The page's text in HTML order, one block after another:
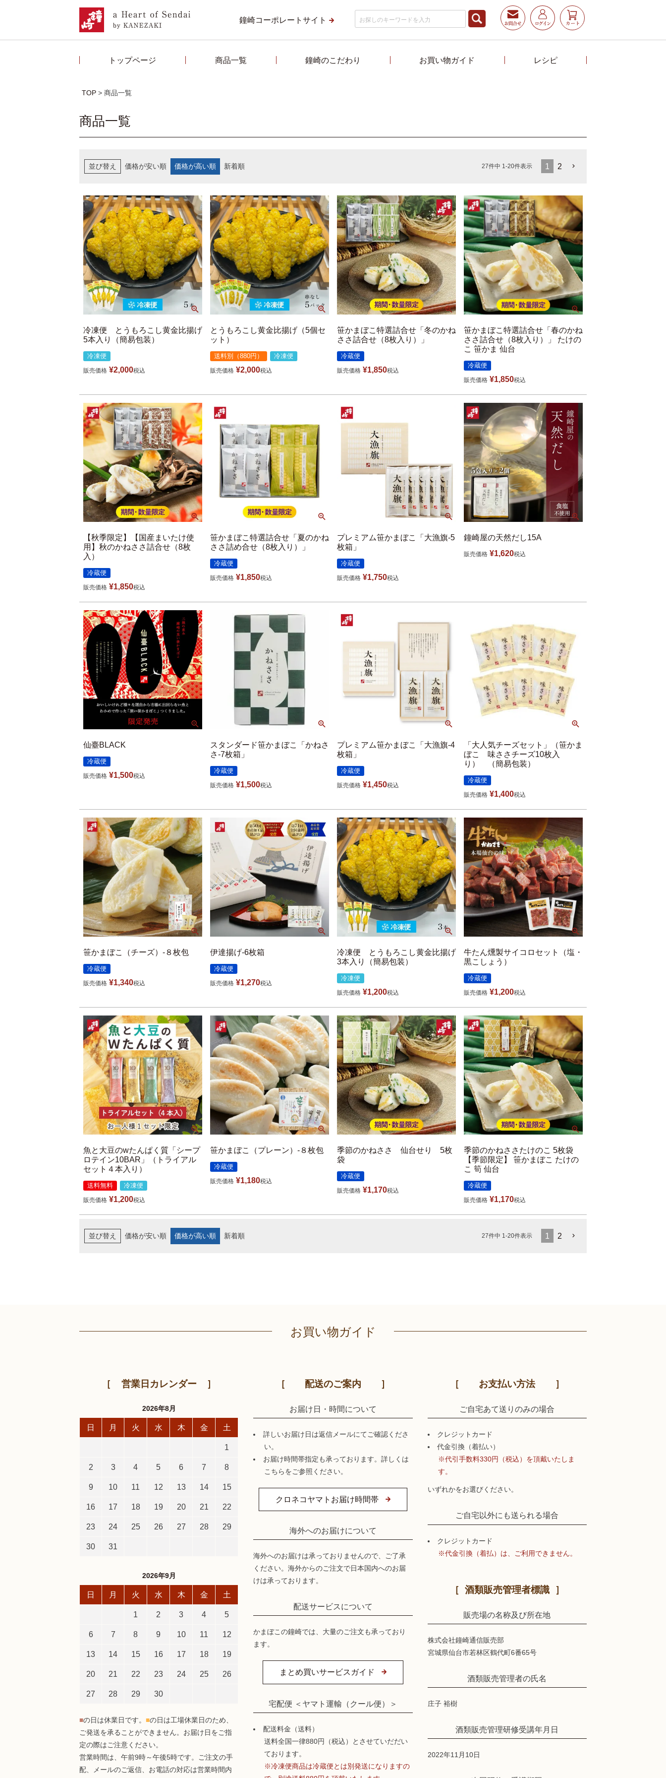
鐘崎コーポレートサイト
トップページ 商品一覧 鐘崎のこだわり お買い物ガイド レシピ
TOP 商品一覧
商品一覧
並び替え 価格が安い順 価格が高い順 新着順 27件中 1 -20件表示 1 2
冷凍便 とうもろこし黄金比揚げ
5本入り（簡易包装）
冷凍便
販売価格 ¥2,000税込
とうもろこし黄金比揚げ（5個セ
ット）
送料別（880円） 冷凍便
販売価格 ¥2,000税込
笹かまぼこ特選詰合せ「冬のかね
ささ詰合せ（8枚入り）」
冷蔵便
販売価格 ¥1,850税込
笹かまぼこ特選詰合せ「春のかね
ささ詰合せ（8枚入り）」 たけの
こ 笹かま 仙台
冷蔵便
販売価格 ¥1,850税込
【秋季限定】【国産まいたけ使
用】秋のかねささ詰合せ（8枚
入）
冷蔵便
販売価格 ¥1,850税込
笹かまぼこ特選詰合せ「夏のかね
ささ詰め合せ（8枚入り）」
冷蔵便
販売価格 ¥1,850税込
プレミアム笹かまぼこ「大漁旗-5
枚箱」
冷蔵便
販売価格 ¥1,750税込
鐘崎屋の天然だし15A
販売価格 ¥1,620税込
仙臺BLACK
冷蔵便
販売価格 ¥1,500税込
スタンダード笹かまぼこ「かねさ
さ-7枚箱」
冷蔵便
販売価格 ¥1,500税込
プレミアム笹かまぼこ「大漁旗-4
枚箱」
冷蔵便
販売価格 ¥1,450税込
「大人気チーズセット」（笹かま
ぼこ 味ささチーズ10枚入
り） （簡易包装）
冷蔵便
販売価格 ¥1,400税込
笹かまぼこ（チーズ）-８枚包
冷蔵便
販売価格 ¥1,340税込
伊達揚げ-6枚箱
冷蔵便
販売価格 ¥1,270税込
冷凍便 とうもろこし黄金比揚げ
3本入り（簡易包装）
冷凍便
販売価格 ¥1,200税込
牛たん燻製サイコロセット（塩・
黒こしょう）
冷蔵便
販売価格 ¥1,200税込
魚と大豆のwたんぱく質「シープ
ロテイン10BAR」（トライアル
セット４本入り）
送料無料 冷凍便
販売価格 ¥1,200税込
笹かまぼこ（プレーン）-８枚包
冷蔵便
販売価格 ¥1,180税込
季節のかねささ 仙台せり 5枚
袋
冷蔵便
販売価格 ¥1,170税込
季節のかねささたけのこ 5枚袋
【季節限定】 笹かまぼこ たけの
こ 筍 仙台
冷蔵便
販売価格 ¥1,170税込
並び替え 価格が安い順 価格が高い順 新着順 27件中 1 -20件表示 1 2
お買い物ガイド
営業日カレンダー
2026年8月
日 月 火 水 木 金 土
1
2 3 4 5 6 7 8
9 10 11 12 13 14 15
16 17 18 19 20 21 22
23 24 25 26 27 28 29
30 31
2026年9月
日 月 火 水 木 金 土
1 2 3 4 5
6 7 8 9 10 11 12
13 14 15 16 17 18 19
20 21 22 23 24 25 26
27 28 29 30
■の日は休業日です。 ■の日は工場休業日のため、
ご発送を承ることができません。お届け日をご指
定の際はご注意ください。
営業時間は、午前9時～午後5時です。ご注文の手
配、メールのご返信、お電話の対応は営業時間内
配送のご案内
お届け日・時間について
詳しいお届け日は返信メールにてご確認くださ
い。
お届け時間帯指定も承っております。詳しくは
こちらをご参照ください。
クロネコヤマトお届け時間帯
海外へのお届けについて
海外へのお届けは承っておりませんので、ご了承
ください。海外からのご注文で日本国内へのお届
けは承っております。
配送サービスについて
かまぼこの鐘崎では、大量のご注文も承っており
ます。
まとめ買いサービスガイド
宅配便 ＜ヤマト運輸（クール便）＞
配送料金（送料）
送料全国一律880円（税込）とさせていだだい
ております。
※冷凍便商品は冷蔵便とは別発送になりますの
お支払い方法
ご自宅あて送りのみの場合
クレジットカード
代金引換（着払い）
※代引手数料330円（税込）を頂戴いたしま
す。
いずれかをお選びください。
ご自宅以外にも送られる場合
クレジットカード
※代金引換（着払）は、ご利用できません。
酒類販売管理者標識
販売場の名称及び所在地
株式会社鐘崎通信販売部
宮城県仙台市若林区鶴代町6番65号
酒類販売管理者の氏名
庄子 裕樹
酒類販売管理研修受講年月日
2022年11月10日